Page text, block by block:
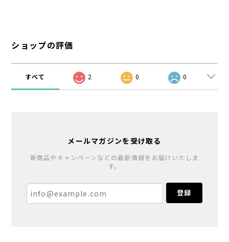
ショップの評価
すべて 2 0 0
メールマガジンを受け取る
新商品やキャンペーンなどの最新情報をお届けいたしま
す。
登録